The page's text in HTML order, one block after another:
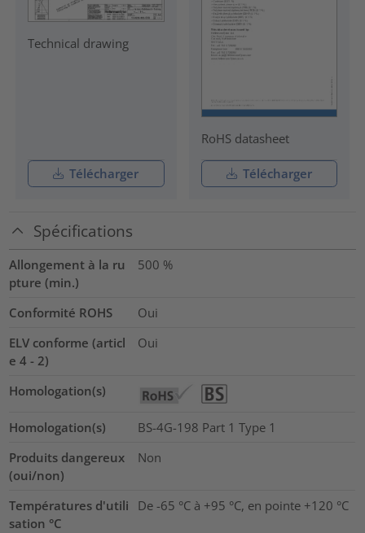
Technical drawing
Télécharger
RoHS datasheet
Télécharger
Spécifications
Allongement à la ru
pture (min.)
500 %
Conformité ROHS
Oui
ELV conforme (articl
e 4 - 2)
Oui
Homologation(s)
Homologation(s)
BS-4G-198 Part 1 Type 1
Produits dangereux
(oui/non)
Non
Températures d'utili
sation °C
De -65 °C à +95 °C, en pointe +120 °C